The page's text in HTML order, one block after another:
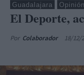
Guadalajara Opinión
El Deporte,
Por Colaborador 18/12/